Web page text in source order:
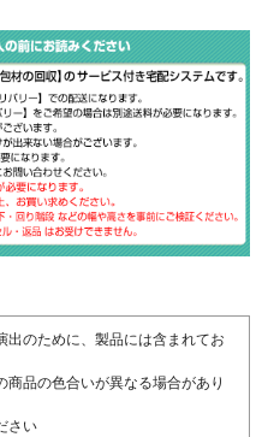
出のために、製品には含まれてお
商品の色合いが異なる場合があり
さい